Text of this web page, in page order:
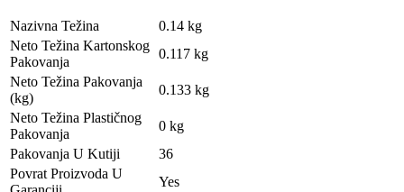
Nazivna Težina
0.14 kg
Neto Težina Kartonskog
Pakovanja
0.117 kg
Neto Težina Pakovanja
(kg)
0.133 kg
Neto Težina Plastičnog
Pakovanja
0 kg
Pakovanja U Kutiji
36
Povrat Proizvoda U
Yes